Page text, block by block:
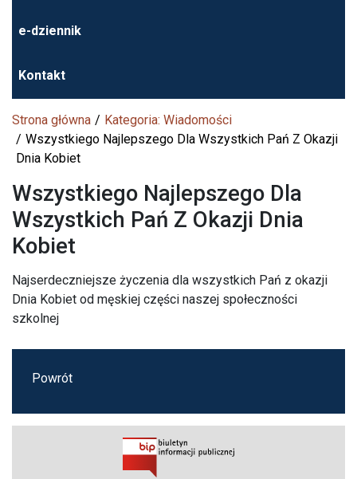
e-dziennik
Kontakt
Strona główna
Kategoria: Wiadomości
Wszystkiego Najlepszego Dla Wszystkich Pań Z Okazji
Dnia Kobiet
Wszystkiego Najlepszego Dla
Wszystkich Pań Z Okazji Dnia
Kobiet
Najserdeczniejsze życzenia dla wszystkich Pań z okazji
Dnia Kobiet od męskiej części naszej społeczności
szkolnej
Powrót